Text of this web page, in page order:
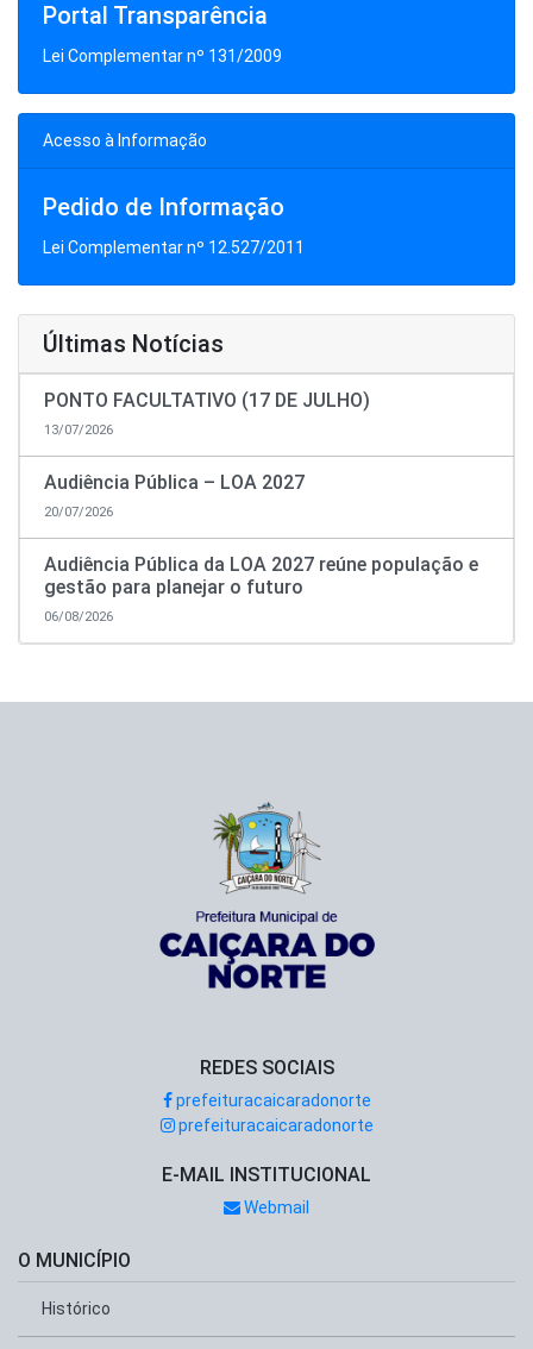
Portal Transparência
Lei Complementar nº 131/2009
Acesso à Informação
Pedido de Informação
Lei Complementar nº 12.527/2011
Últimas Notícias
PONTO FACULTATIVO (17 DE JULHO)
13/07/2026
Audiência Pública – LOA 2027
20/07/2026
Audiência Pública da LOA 2027 reúne população e
gestão para planejar o futuro
06/08/2026
REDES SOCIAIS
prefeituracaicaradonorte
prefeituracaicaradonorte
E-MAIL INSTITUCIONAL
Webmail
O MUNICÍPIO
Histórico